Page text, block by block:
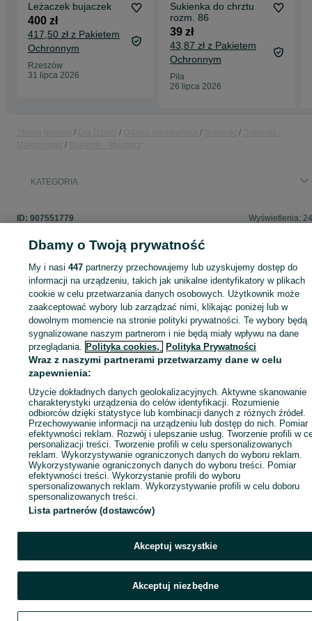
Leżaczek bujaczek
400 zł
417,50 zł z Pakietem
Ochronnym
Rzeszów
31 lipca 2026
Sukienka do chrztu
rozm. 86
39 zł
43,87 zł z Pakietem
Ochronnym
Piła
26 lipca 2026
KATEGORIA
ID: 907551779 Wyświetlenia:
Zaloguj się lub załóż konto na OLX, aby skontaktować się z
sprzedającym
Zaloguj się / Załóż konto
Wyślij wiadomość
Dbamy o Twoją prywatność
My i nasi447 partnerzy przechowujemy lub uzyskujemy dostęp do
informacji na urządzeniu, takich jak unikalne identyfikatory w plikach
cookie w celu przetwarzania danych osobowych. Użytkownik może
zaakceptować wybory lub zarządzać nimi, klikając poniżej lub w
dowolnym momencie na stronie polityki prywatności. Te wybory będą
sygnalizowane naszym partnerom i nie będą miały wpływu na dane
przeglądania. Polityka cookies, Polityka Prywatności
Wraz z naszymi partnerami przetwarzamy dane w celu
zapewnienia:
Użycie dokładnych danych geolokalizacyjnych. Aktywne skanowanie
charakterystyki urządzenia do celów identyfikacji. Rozumienie
odbiorców dzięki statystyce lub kombinacji danych z różnych źródeł.
Przechowywanie informacji na urządzeniu lub dostęp do nich. Pomiar
efektywności reklam. Rozwój i ulepszanie usług. Tworzenie profili w
personalizacji treści. Tworzenie profili w celu spersonalizowanych
reklam. Wykorzystywanie ograniczonych danych do wyboru reklam.
Wykorzystywanie ograniczonych danych do wyboru treści. Pomiar
efektywności treści. Wykorzystanie profili do wyboru
spersonalizowanych reklam. Wykorzystywanie profili w celu doboru
spersonalizowanych treści.
Lista partnerów (dostawców)
Akceptuj wszystkie
Akceptuj niezbędne